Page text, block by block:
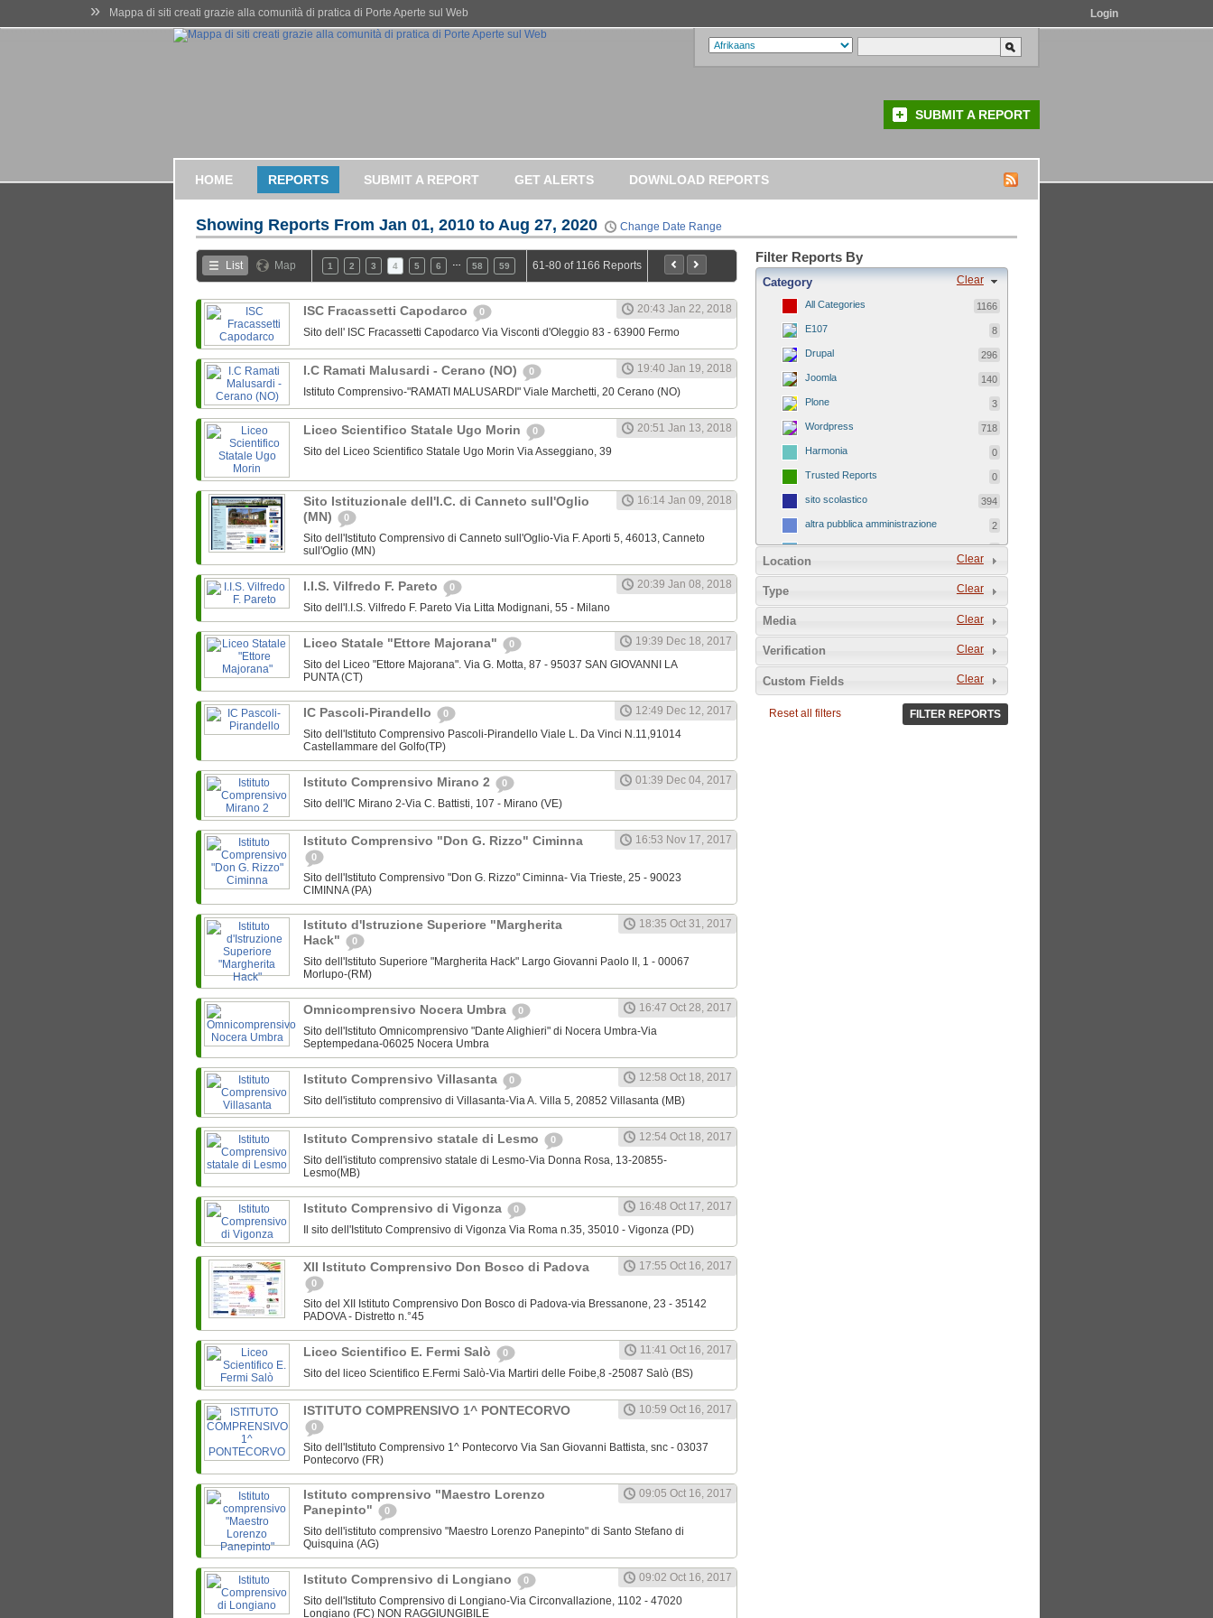
» Mappa di siti creati grazie alla comunità di pratica di Porte Aperte sul Web Login
SUBMIT A REPORT
HOME REPORTS SUBMIT A REPORT GET ALERTS DOWNLOAD REPORTS
Showing Reports From Jan 01, 2010 to Aug 27, 2020 Change Date Range
List Map 1 2 3 4 5 6 58 59 61-80 of 1166 Reports
ISC Fracassetti Capodarco 0
20:43 Jan 22, 2018
Sito dell' ISC Fracassetti Capodarco Via Visconti d'Oleggio 83 - 63900 Fermo
I.C Ramati Malusardi - Cerano (NO) 0
19:40 Jan 19, 2018
Istituto Comprensivo-"RAMATI MALUSARDI" Viale Marchetti, 20 Cerano (NO)
Liceo Scientifico Statale Ugo Morin 0
20:51 Jan 13, 2018
Sito del Liceo Scientifico Statale Ugo Morin Via Asseggiano, 39
Sito Istituzionale dell'I.C. di Canneto sull'Oglio
(MN)
0
16:14 Jan 09, 2018
Sito dell'Istituto Comprensivo di Canneto sull'Oglio-Via F. Aporti 5, 46013, Canneto
sull'Oglio (MN)
I.I.S. Vilfredo F. Pareto 0
20:39 Jan 08, 2018
Sito dell'I.I.S. Vilfredo F. Pareto Via Litta Modignani, 55 - Milano
Liceo Statale "Ettore Majorana" 0
19:39 Dec 18, 2017
Sito del Liceo "Ettore Majorana". Via G. Motta, 87 - 95037 SAN GIOVANNI LA
PUNTA (CT)
IC Pascoli-Pirandello 0
12:49 Dec 12, 2017
Sito dell'Istituto Comprensivo Pascoli-Pirandello Viale L. Da Vinci N.11,91014
Castellammare del Golfo(TP)
Istituto Comprensivo Mirano 2 0
01:39 Dec 04, 2017
Sito dell'IC Mirano 2-Via C. Battisti, 107 - Mirano (VE)
Istituto Comprensivo "Don G. Rizzo" Ciminna
0
16:53 Nov 17, 2017
Sito dell'Istituto Comprensivo "Don G. Rizzo" Ciminna- Via Trieste, 25 - 90023
CIMINNA (PA)
Istituto d'Istruzione Superiore "Margherita
Hack"
0
18:35 Oct 31, 2017
Sito dell'Istituto Superiore "Margherita Hack" Largo Giovanni Paolo II, 1 - 00067
Morlupo-(RM)
Omnicomprensivo Nocera Umbra 0
16:47 Oct 28, 2017
Sito dell'Istituto Omnicomprensivo "Dante Alighieri" di Nocera Umbra-Via
Septempedana-06025 Nocera Umbra
Istituto Comprensivo Villasanta 0
12:58 Oct 18, 2017
Sito dell'istituto comprensivo di Villasanta-Via A. Villa 5, 20852 Villasanta (MB)
Istituto Comprensivo statale di Lesmo 0
12:54 Oct 18, 2017
Sito dell'istituto comprensivo statale di Lesmo-Via Donna Rosa, 13-20855-
Lesmo(MB)
Istituto Comprensivo di Vigonza 0
16:48 Oct 17, 2017
Il sito dell'Istituto Comprensivo di Vigonza Via Roma n.35, 35010 - Vigonza (PD)
XII Istituto Comprensivo Don Bosco di Padova
0
17:55 Oct 16, 2017
Sito del XII Istituto Comprensivo Don Bosco di Padova-via Bressanone, 23 - 35142
PADOVA - Distretto n.°45
Liceo Scientifico E. Fermi Salò 0
11:41 Oct 16, 2017
Sito del liceo Scientifico E.Fermi Salò-Via Martiri delle Foibe,8 -25087 Salò (BS)
ISTITUTO COMPRENSIVO 1^ PONTECORVO
0
10:59 Oct 16, 2017
Sito dell'Istituto Comprensivo 1^ Pontecorvo Via San Giovanni Battista, snc - 03037
Pontecorvo (FR)
Istituto comprensivo "Maestro Lorenzo
Panepinto"
0
09:05 Oct 16, 2017
Sito dell'istituto comprensivo "Maestro Lorenzo Panepinto" di Santo Stefano di
Quisquina (AG)
Istituto Comprensivo di Longiano 0
09:02 Oct 16, 2017
Sito dell'Istituto Comprensivo di Longiano-Via Circonvallazione, 1102 - 47020
Longiano (FC) NON RAGGIUNGIBILE
Filter Reports By
Clear
Category
All Categories 1166
E107 8
Drupal 296
Joomla 140
Plone 3
Wordpress 718
Harmonia 0
Trusted Reports 0
sito scolastico 394
altra pubblica amministrazione 2
sito tematico 8
Clear
Location
Clear
Type
Clear
Media
Clear
Verification
Clear
Custom Fields
Reset all filters FILTER REPORTS